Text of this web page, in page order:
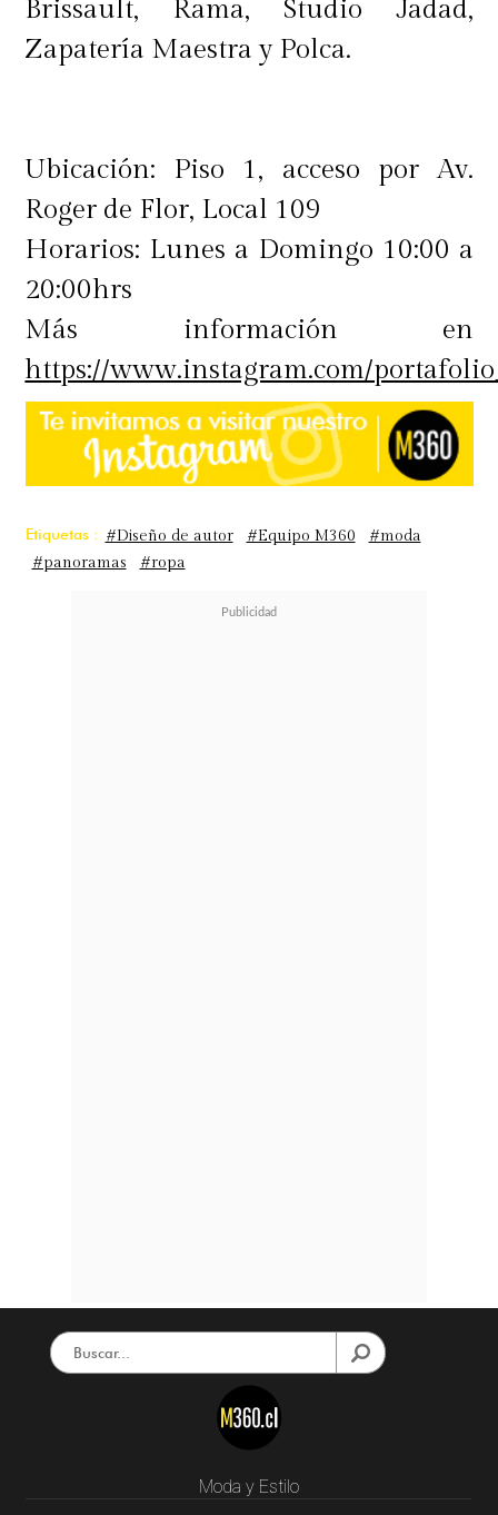
Brissault, Rama, Studio Jadad,
Zapatería Maestra y Polca.
Ubicación: Piso 1, acceso por Av.
Roger de Flor, Local 109
Horarios: Lunes a Domingo 10:00 a
20:00hrs
Más información en
https://www.instagram.com/
Etiquetas : #Diseño de autor #Equipo M360
#moda
#panoramas
#ropa
Moda y Estilo